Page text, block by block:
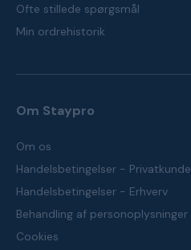
Ofte stillede spørgsmål
Min ordrehistorik
Om Staypro
Om os
Handelsbetingelser - Privatkunde
Handelsbetingelser - Erhverv
Behandling af personoplysninger
Cookies